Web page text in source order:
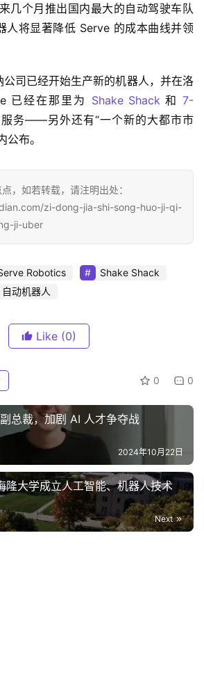
几个月推出国内最大的自动驾驶车队
人将显著降低 Serve 的成本曲线并领
司已经开始生产新的机器人，并在洛
已经在那里为 Shake Shack 和 7-
务——另外还有“一个新的大都市市
布。
，如若转载，请注明出处：
zi-dong-jia-shi-song-huo-ji-qi-
ji-uber
Robotics
Shake Shack
自动机器人
Like (0)
0 0
总裁，加剧 AI 人才争夺战
2024年10月22日
隆大学成立人工智能、机器人技术
Next